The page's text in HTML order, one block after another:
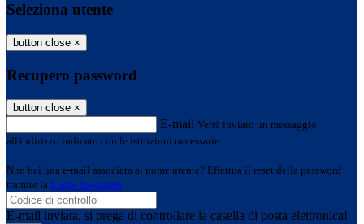
Seleziona utente
button close ×
Recupero password
button close ×
E-mail Verrà inviato un messaggio
all'indirizzo indicato con le istruzioni necessarie.
Non hai una e-mail associata al nome utente? Effettua il reset della password
tramite la Login Spaggiari
E-mail inviata, si prega di controllare la casella di posta elettronica!